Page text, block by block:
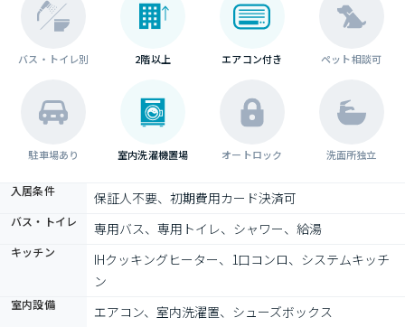
バス・トイレ別 2階以上 エアコン付き ペット相談可
駐車場あり 室内洗濯機置場 オートロック 洗面所独立
入居条件 保証人不要、初期費用カード決済可
バス・トイレ 専用バス、専用トイレ、シャワー、給湯
キッチン
IHクッキングヒーター、1口コンロ、システムキッチ
ン
室内設備 エアコン、室内洗濯置、シューズボックス